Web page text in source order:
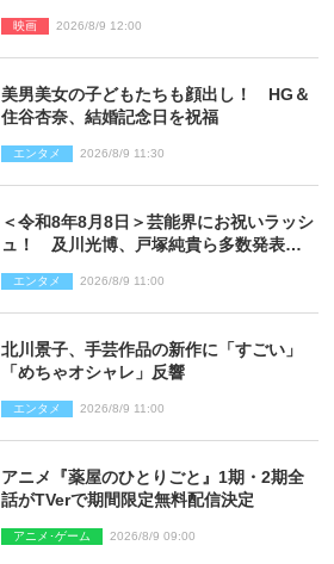
ショット到着
映画 2026/8/9 12:00
美男美女の子どもたちも顔出し！ HG＆
住谷杏奈、結婚記念日を祝福
エンタメ 2026/8/9 11:30
＜令和8年8月8日＞芸能界にお祝いラッシ
ュ！ 及川光博、戸塚純貴ら多数発表結
エンタメ 2026/8/9 11:00
北川景子、手芸作品の新作に「すごい」
「めちゃオシャレ」反響
エンタメ 2026/8/9 11:00
アニメ『薬屋のひとりごと』1期・2期全
話がTVerで期間限定無料配信決定
アニメ･ゲーム 2026/8/9 09:00